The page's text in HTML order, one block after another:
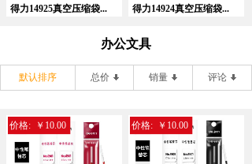
得力14925真空压缩袋... 得力14924真空压缩袋...
办公文具
默认排序 总价 销量 评论
价格: ￥10.00 价格: ￥10.00